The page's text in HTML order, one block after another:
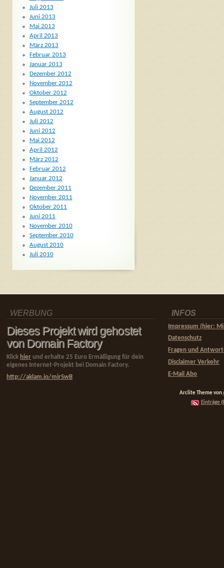
Juli 2013
Juni 2013
Mai 2013
April 2013
März 2013
Februar 2013
Januar 2013
Dezember 2012
November 2012
Oktober 2012
September 2012
August 2012
Juli 2012
Juni 2012
Mai 2012
April 2012
März 2012
Februar 2012
Januar 2012
Dezember 2011
November 2011
Oktober 2011
Juni 2011
November 2010
September 2010
August 2010
Juli 2010
WERBUNG
Dieses Projekt wird gehostet
von Domain Factory
Klick hier und erhalte 25 Euro Ermäßigung für dein
eigenes Internet-Projekt bei Domain Factory.
http://aklam.io/mirSwB
INFOS
Impressum (hier:
Datenschutz
Fragen und
Disclaimer Verkehr
E-Mail Abo
Arclite Theme von
Einträge